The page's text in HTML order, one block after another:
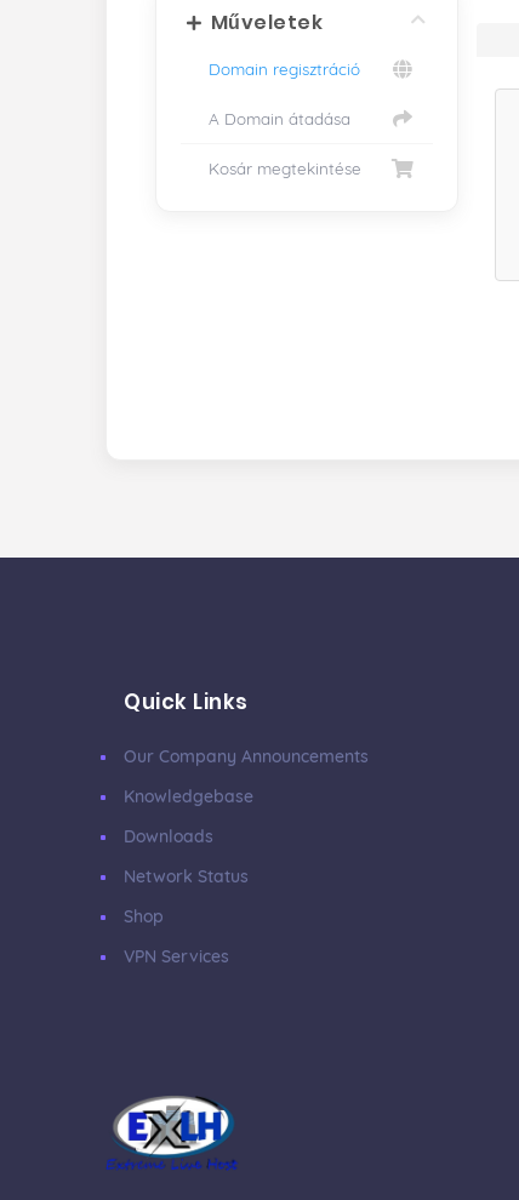
Műveletek
Domain regisztráció
A Domain átadása
Kosár megtekintése
Quick Links
Our Company Announcements
Knowledgebase
Downloads
Network Status
Shop
VPN Services